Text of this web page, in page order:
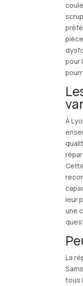
pour
À
leur
une
La
tous